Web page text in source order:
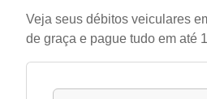
Veja seus débitos veiculares
de graça e pague tudo em até